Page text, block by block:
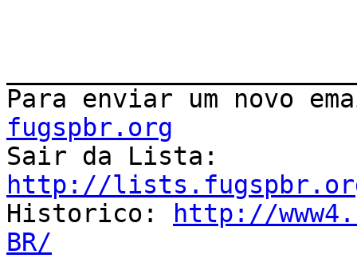
Para enviar um novo
fugspbr.org
http://
Historico:
http://
BR/